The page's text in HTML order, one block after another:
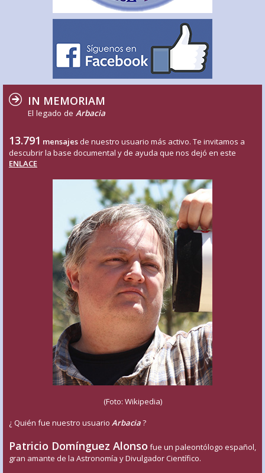
IN MEMORIAM
El legado de Arbacia
13.791 mensajes de nuestro usuario más activo. Te invitamos a
descubrir la base documental y de ayuda que nos dejó en este
ENLACE
(Foto: Wikipedia)
¿ Quién fue nuestro usuario Arbacia?
Patricio Domínguez Alonso fue un paleontólogo español,
gran amante de la Astronomía y Divulgador Científico.